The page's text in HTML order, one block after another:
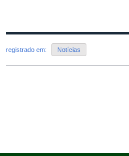
registrado em: Notícias